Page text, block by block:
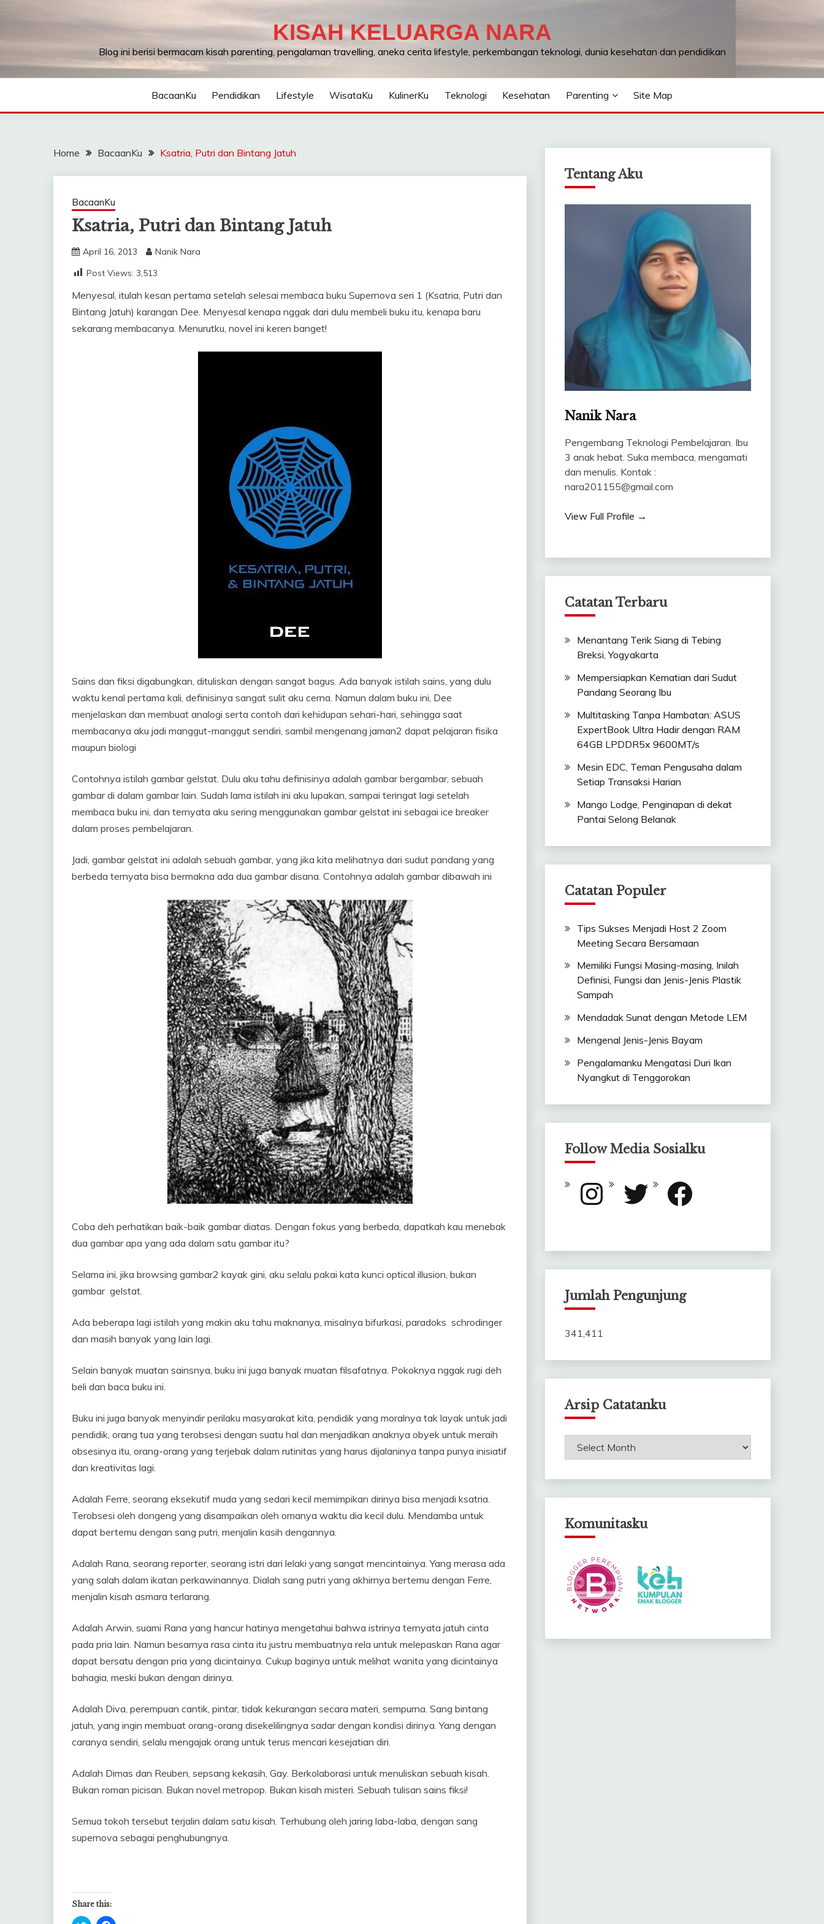
KISAH KELUARGA NARA
Blog ini berisi bermacam kisah parenting, pengalaman travelling, aneka cerita lifestyle, perkembangan teknologi, dunia kesehatan dan pendidikan
BacaanKu Pendidikan Lifestyle WisataKu KulinerKu Teknologi Kesehatan Parenting Site Map
Home BacaanKu Ksatria, Putri dan Bintang Jatuh
BacaanKu
Ksatria, Putri dan Bintang Jatuh
April 16, 2013
Nanik Nara
Post Views: 3,513
Menyesal, itulah kesan pertama setelah selesai membaca buku Supernova seri 1 (Ksatria, Putri dan
Bintang Jatuh) karangan Dee. Menyesal kenapa nggak dari dulu membeli buku itu, kenapa baru
sekarang membacanya. Menurutku, novel ini keren banget!
Sains dan fiksi digabungkan, dituliskan dengan sangat bagus. Ada banyak istilah sains, yang dulu
waktu kenal pertama kali, definisinya sangat sulit aku cerna. Namun dalam buku ini, Dee
menjelaskan dan membuat analogi serta contoh dari kehidupan sehari-hari, sehingga saat
membacanya aku jadi manggut-manggut sendiri, sambil mengenang jaman2 dapat pelajaran fisika
maupun biologi
Contohnya istilah gambar gelstat. Dulu aku tahu definisinya adalah gambar bergambar, sebuah
gambar di dalam gambar lain. Sudah lama istilah ini aku lupakan, sampai teringat lagi setelah
membaca buku ini, dan ternyata aku sering menggunakan gambar gelstat ini sebagai ice breaker
dalam proses pembelajaran.
Jadi, gambar gelstat ini adalah sebuah gambar, yang jika kita melihatnya dari sudut pandang yang
berbeda ternyata bisa bermakna ada dua gambar disana. Contohnya adalah gambar dibawah ini
Coba deh perhatikan baik-baik gambar diatas. Dengan fokus yang berbeda, dapatkah kau menebak
dua gambar apa yang ada dalam satu gambar itu?
Selama ini, jika browsing gambar2 kayak gini, aku selalu pakai kata kunci optical illusion, bukan
gambar gelstat.
Ada beberapa lagi istilah yang makin aku tahu maknanya, misalnya bifurkasi, paradoks schrodinger
dan masih banyak yang lain lagi.
Selain banyak muatan sainsnya, buku ini juga banyak muatan filsafatnya. Pokoknya nggak rugi deh
beli dan baca buku ini.
Buku ini juga banyak menyindir perilaku masyarakat kita, pendidik yang moralnya tak layak untuk jadi
pendidik, orang tua yang terobsesi dengan suatu hal dan menjadikan anaknya obyek untuk meraih
obsesinya itu, orang-orang yang terjebak dalam rutinitas yang harus dijalaninya tanpa punya inisiatif
dan kreativitas lagi.
Adalah Ferre, seorang eksekutif muda yang sedari kecil memimpikan dirinya bisa menjadi ksatria.
Terobsesi oleh dongeng yang disampaikan oleh omanya waktu dia kecil dulu. Mendamba untuk
dapat bertemu dengan sang putri, menjalin kasih dengannya.
Adalah Rana, seorang reporter, seorang istri dari lelaki yang sangat mencintainya. Yang merasa ada
yang salah dalam ikatan perkawinannya. Dialah sang putri yang akhirnya bertemu dengan Ferre,
menjalin kisah asmara terlarang.
Adalah Arwin, suami Rana yang hancur hatinya mengetahui bahwa istrinya ternyata jatuh cinta
pada pria lain. Namun besarnya rasa cinta itu justru membuatnya rela untuk melepaskan Rana agar
dapat bersatu dengan pria yang dicintainya. Cukup baginya untuk melihat wanita yang dicintainya
bahagia, meski bukan dengan dirinya.
Adalah Diva, perempuan cantik, pintar, tidak kekurangan secara materi, sempurna. Sang bintang
jatuh, yang ingin membuat orang-orang disekelilingnya sadar dengan kondisi dirinya. Yang dengan
caranya sendiri, selalu mengajak orang untuk terus mencari kesejatian diri.
Adalah Dimas dan Reuben, sepsang kekasih, Gay. Berkolaborasi untuk menuliskan sebuah kisah.
Bukan roman picisan. Bukan novel metropop. Bukan kisah misteri. Sebuah tulisan sains fiksi!
Semua tokoh tersebut terjalin dalam satu kisah. Terhubung oleh jaring laba-laba, dengan sang
supernova sebagai penghubungnya.
Share this:
Tentang Aku
Nanik Nara
Pengembang Teknologi Pembelajaran. Ibu
3 anak hebat. Suka membaca, mengamati
dan menulis. Kontak :
nara201155@gmail.com
View Full Profile →
Catatan Terbaru
Menantang Terik Siang di Tebing
Breksi, Yogyakarta
Mempersiapkan Kematian dari Sudut
Pandang Seorang Ibu
Multitasking Tanpa Hambatan: ASUS
ExpertBook Ultra Hadir dengan RAM
64GB LPDDR5x 9600MT/s
Mesin EDC, Teman Pengusaha dalam
Setiap Transaksi Harian
Mango Lodge, Penginapan di dekat
Pantai Selong Belanak
Catatan Populer
Tips Sukses Menjadi Host 2 Zoom
Meeting Secara Bersamaan
Memiliki Fungsi Masing-masing, Inilah
Definisi, Fungsi dan Jenis-Jenis Plastik
Sampah
Mendadak Sunat dengan Metode LEM
Mengenal Jenis-Jenis Bayam
Pengalamanku Mengatasi Duri Ikan
Nyangkut di Tenggorokan
Follow Media Sosialku
Instagram Twitter Facebook
Jumlah Pengunjung
341,411
Arsip Catatanku
Arsip
Komunitasku